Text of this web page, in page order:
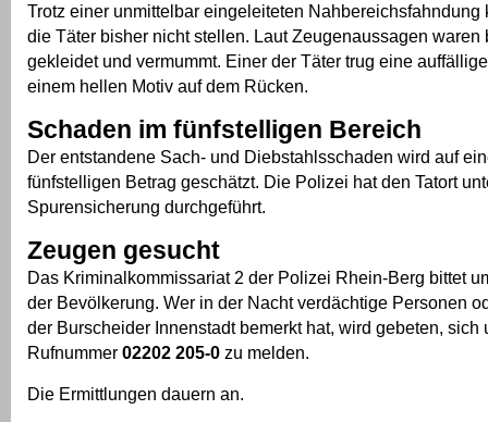
Trotz einer unmittelbar eingeleiteten Nahbereichsfahndung
die Täter bisher nicht stellen. Laut Zeugenaussagen waren
gekleidet und vermummt. Einer der Täter trug eine
einem hellen Motiv auf dem Rücken.
Schaden im fünfstelligen Bereich
Der entstandene Sach- und Diebstahlsschaden wird auf
fünfstelligen Betrag geschätzt. Die Polizei hat den Tatort
Spurensicherung durchgeführt.
Zeugen gesucht
Das Kriminalkommissariat 2 der Polizei Rhein-Berg bittet
der Bevölkerung. Wer in der Nacht verdächtige Personen
der Burscheider Innenstadt bemerkt hat, wird gebeten, sich
Rufnummer 02202 205-0 zu melden.
Die Ermittlungen dauern an.